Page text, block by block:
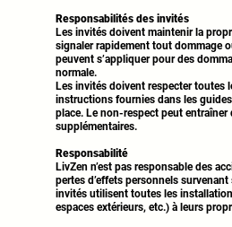
Responsabilités des invités
Les invités doivent maintenir la
signaler rapidement tout dommage
peuvent s’appliquer pour des
normale.
Les invités doivent respecter toutes
instructions fournies dans les
place. Le non-respect peut entraîner
supplémentaires.
Responsabilité
LivZen n’est pas responsable des
pertes d’effets personnels
invités utilisent toutes les
espaces extérieurs, etc.) à leurs